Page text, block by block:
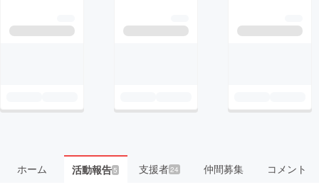
ホーム 活動報告5 支援者 24 仲間募集 コメント